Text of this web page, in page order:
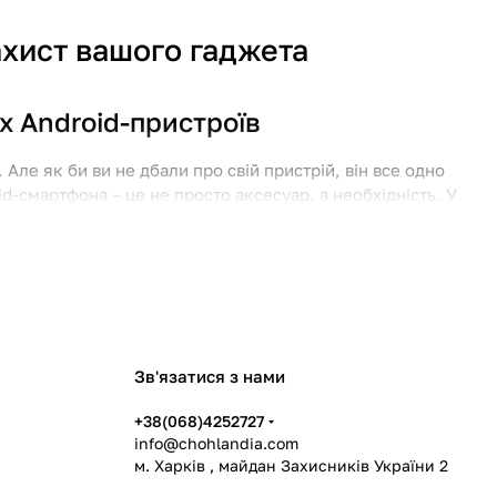
вашого гаджета
Android-пристроїв
як би ви не дбали про свій пристрій, він все одно
– це не просто аксесуар, а необхідність. У
Зв'язатися з нами
+38(068)4252727
info@chohlandia.com
м. Харків , майдан Захисників України 2